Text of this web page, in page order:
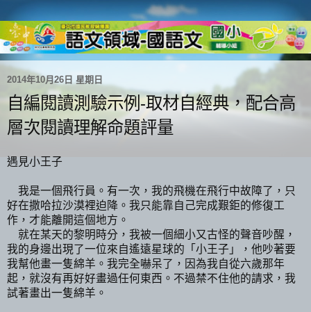
2014年10月26日 星期日
自編閱讀測驗示例-取材自經典，配合高
層次閱讀理解命題評量
遇見小王子
我是一個飛行員。有一次，我的飛機在飛行中故障了，只
好在撒哈拉沙漠裡迫降。我只能靠自己完成艱鉅的修復工
作，才能離開這個地方。
就在某天的黎明時分，我被一個細小又古怪的聲音吵醒，
我的身邊出現了一位來自遙遠星球的「小王子」，他吵著要
我幫他畫一隻綿羊。我完全嚇呆了，因為我自從六歲那年
起，就沒有再好好畫過任何東西。不過禁不住他的請求，我
試著畫出一隻綿羊。